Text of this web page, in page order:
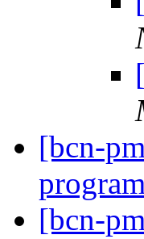
[bcn-
[bcn-